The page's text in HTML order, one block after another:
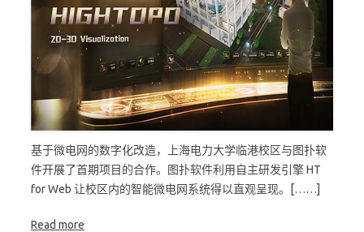
基于微电网的数字化改造，上海电力大学临港校区与图扑软
件开展了首期项目的合作。图扑软件利用自主研发引擎 HT
for Web 让校区内的智能微电网系统得以直观呈现。[……]
Read more